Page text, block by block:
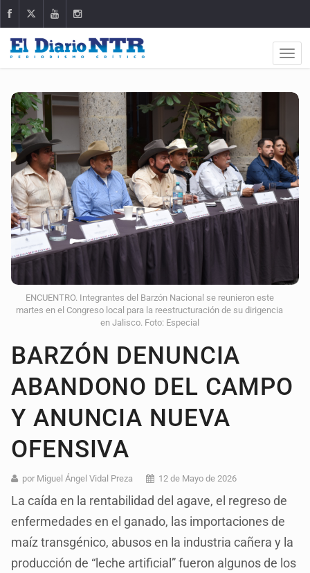
ENCUENTRO. Integrantes del Barzón Nacional se reunieron este
martes en el Congreso local para la reestructuración de su dirigencia
en Jalisco. Foto: Especial
BARZÓN DENUNCIA
ABANDONO DEL CAMPO
Y ANUNCIA NUEVA
OFENSIVA
por Miguel Ángel Vidal Preza 12 de Mayo de 2026
La caída en la rentabilidad del agave, el regreso de
enfermedades en el ganado, las importaciones de
maíz transgénico, abusos en la industria cañera y la
producción de “leche artificial” fueron algunos de los